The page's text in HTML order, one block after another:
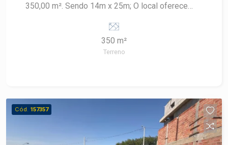
350,00 m². Sendo 14m x 25m; O local oferece
construção da sua casa dos sonhos. Para mais
informações, entre em contato.
350 m²
Terreno
Cód. 157357